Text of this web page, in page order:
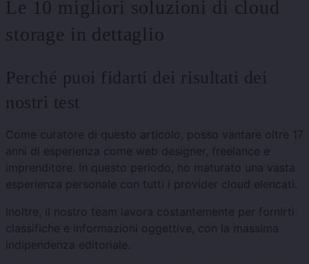
Le 10 migliori soluzioni di cloud
storage in dettaglio
Perché puoi fidarti dei risultati dei
nostri test
Come curatore di questo articolo, posso vantare oltre 17
anni di esperienza come web designer, freelance e
imprenditore. In questo periodo, ho maturato una vasta
esperienza personale con tutti i provider cloud elencati.
Inoltre, il nostro team lavora costantemente per fornirti
classifiche e informazioni oggettive, con la massima
indipendenza editoriale.